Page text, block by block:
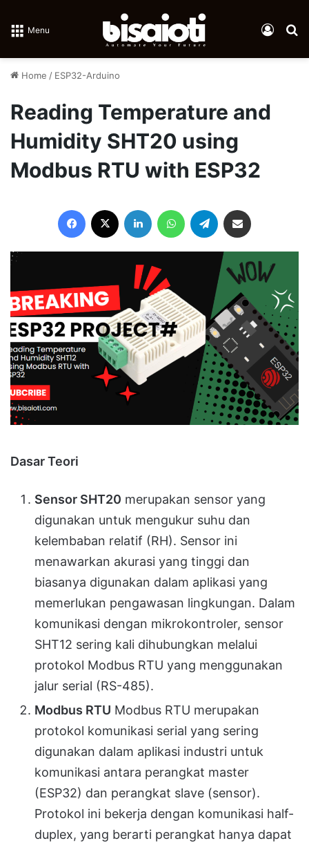
Menu Log In
Home / ESP32-Arduino
Reading Temperature and
Humidity SHT20 using
Modbus RTU with ESP32
Facebook LinkedIn WhatsAppTelegram
Dasar Teori
Sensor SHT20 merupakan sensor yang
digunakan untuk mengukur suhu dan
kelembaban relatif (RH). Sensor ini
menawarkan akurasi yang tinggi dan
biasanya digunakan dalam aplikasi yang
memerlukan pengawasan lingkungan. Dalam
komunikasi dengan mikrokontroler, sensor
SHT12 sering kali dihubungkan melalui
protokol Modbus RTU yang menggunakan
jalur serial (RS-485).
Modbus RTU Modbus RTU merupakan
protokol komunikasi serial yang sering
digunakan dalam aplikasi industri untuk
komunikasi antara perangkat master
(ESP32) dan perangkat slave (sensor).
Protokol ini bekerja dengan komunikasi half-
duplex, yang berarti perangkat hanya dapat